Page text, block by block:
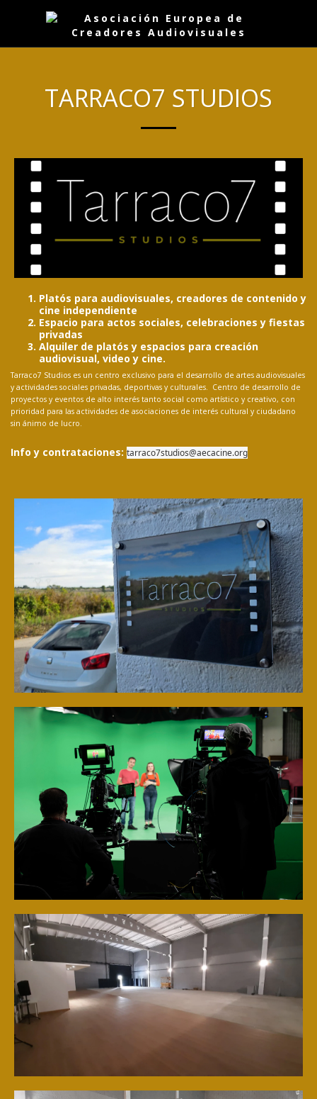
TARRACO7 STUDIOS
Platós para audiovisuales, creadores de contenido y
cine independiente
Espacio para actos sociales, celebraciones y fiestas
privadas
Alquiler de platós y espacios para creación
audiovisual, video y cine.
Tarraco7 Studios es un centro exclusivo para el desarrollo de artes audiovisuales
y actividades sociales privadas, deportivas y culturales. Centro de desarrollo de
proyectos y eventos de alto interés tanto social como artístico y creativo, con
prioridad para las actividades de asociaciones de interés cultural y ciudadano
sin ánimo de lucro.
Info y contrataciones: tarraco7studios@aecacine.org